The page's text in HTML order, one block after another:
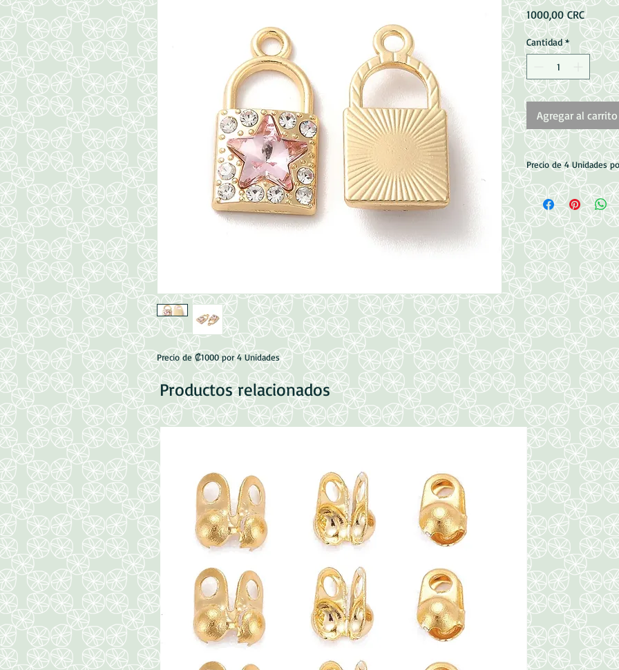
Precio de ₡1000 por 4 Unidades
1000,00 CRCPrecio
Cantidad *
Agregar al carrito
Precio de 4 Unidades
Medida: ,
Argolla: 2mm
Baño Dorado
Zirconias de Cristal
Productos relacionados
Nuevo